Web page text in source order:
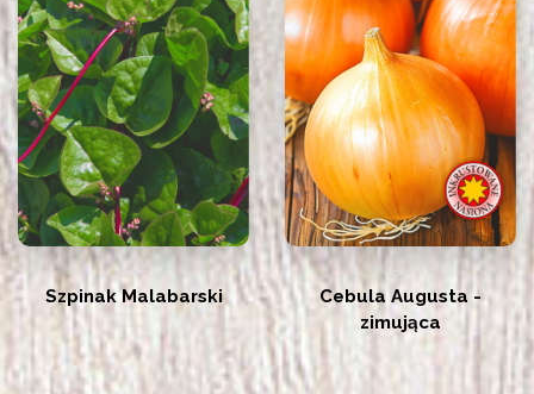
Szpinak Malabarski
Cebula Augusta -
zimująca